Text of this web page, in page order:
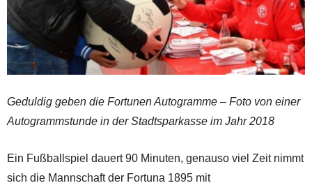
Geduldig geben die Fortunen Autogramme – Foto von einer
Autogrammstunde in der Stadtsparkasse im Jahr 2018
Ein Fußballspiel dauert 90 Minuten, genauso viel Zeit nimmt
sich die Mannschaft der Fortuna 1895 mit